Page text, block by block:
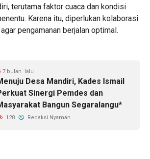
terutama faktor cuaca dan kondisi
Karena itu, diperlukan kolaborasi
pengamanan berjalan optimal.
7 bulan lalu
Desa Mandiri, Kades Ismail
Sinergi Pemdes dan
Bangun Segaralangu*
128 Redaksi Nyaman